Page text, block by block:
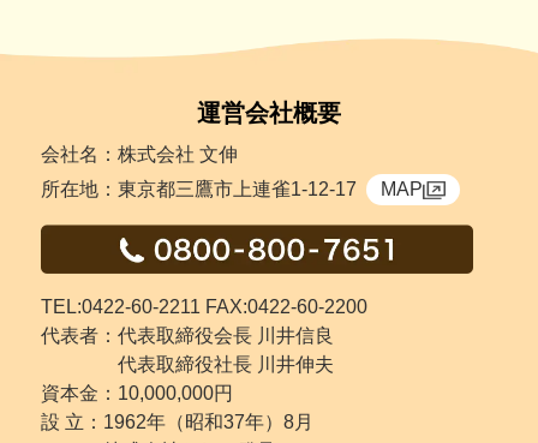
運営会社概要
会社名：株式会社 文伸
所在地：東京都三鷹市上連雀1-12-17
MAP
TEL:0422-60-2211 FAX:0422-60-2200
代表者：代表取締役会長 川井信良
代表取締役社長 川井伸夫
資本金：10,000,000円
設 立： 1962年（昭和37年）8月